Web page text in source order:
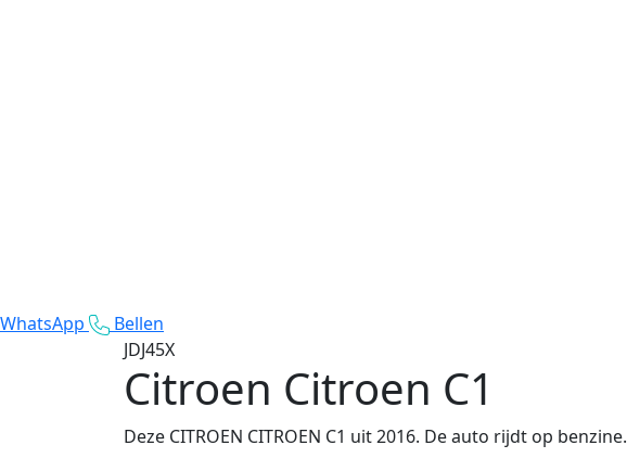
WhatsApp
Bellen
JDJ45X
Citroen Citroen C1
Deze CITROEN CITROEN C1 uit 2016. De auto rijdt op benzine.